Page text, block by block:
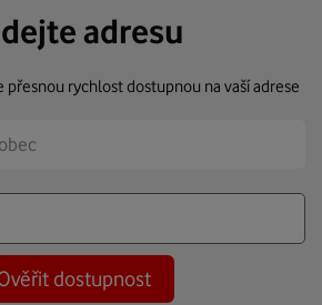
adresu
přesnou rychlost dostupnou na vaší adrese
dostupnost